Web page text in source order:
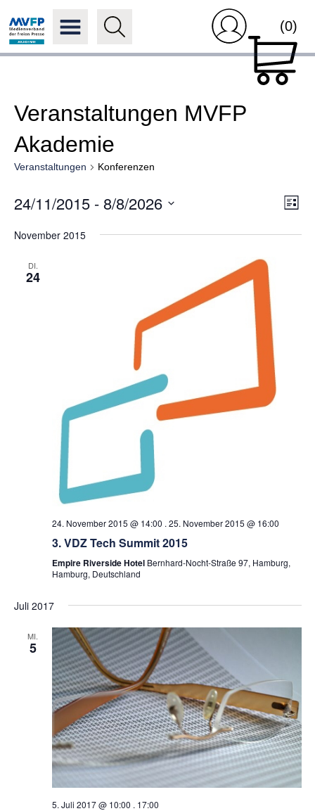
(0)
Veranstaltungen MVFP
Akademie
Veranstaltungen Konferenzen
Liste
24/11/2015 - 8/8/2026
wählen.
November 2015
DI.
24
24. November 2015 @ 14:00 . 25. November 2015 @ 16:00
3. VDZ Tech Summit 2015
Empire Riverside Hotel Bernhard-Nocht-Straße 97, Hamburg,
Hamburg, Deutschland
Juli 2017
MI.
5
5. Juli 2017 @ 10:00 . 17:00